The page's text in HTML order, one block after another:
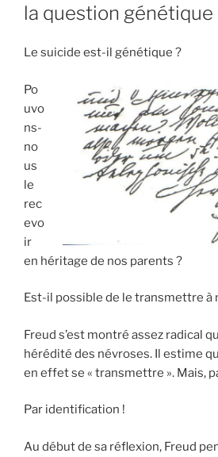
la question
Le suicide est-il génétique ?
Po
uvo
ns-
no
us
le
rec
evo
ir
en héritage de nos parents ?
Est-il possible de le transmettre à
Freud s’est montré assez radical
hérédité des névroses. Il estime
en effet se « transmettre ». Mais,
Par identification !
Au début de sa réflexion, Freud